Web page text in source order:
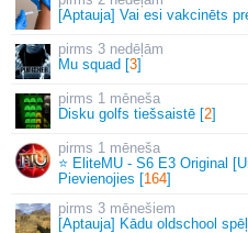
[Aptauja] Vai esi vakcinēts
3 nedēļām
Mu squad [3]
1 mēneša
Disku golfs tiešsaistē [2]
1 mēneša
⭐ EliteMU - S6 E3 Original
Pievienojies [164]
3 mēnešiem
[Aptauja] Kādu oldschool